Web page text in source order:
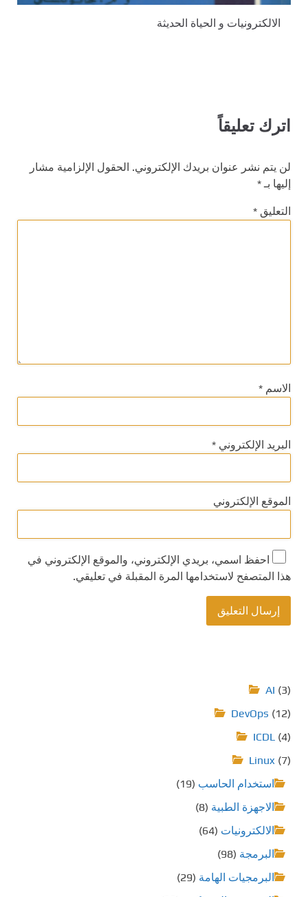
الالكترونيات و الحياة الحديثة
اترك تعليقاً
لن يتم نشر عنوان بريدك الإلكتروني. الحقول الإلزامية مشار
إليها بـ*
التعليق *
الاسم *
البريد الإلكتروني *
الموقع الإلكتروني
احفظ اسمي، بريدي الإلكتروني، والموقع الإلكتروني في
هذا المتصفح لاستخدامها المرة المقبلة في تعليقي.
AI (3)
DevOps (12)
ICDL (4)
Linux (7)
استخدام الحاسب (19)
الاجهزة الطبية (8)
الالكترونيات (64)
البرمجة (98)
البرمجيات الهامة (29)